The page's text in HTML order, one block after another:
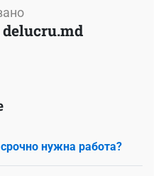
нужна работа?